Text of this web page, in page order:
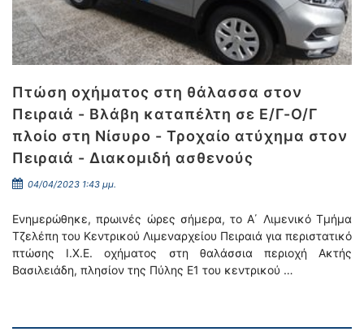
Πτώση οχήματος στη θάλασσα στον
Πειραιά - Βλάβη καταπέλτη σε Ε/Γ-Ο/Γ
πλοίο στη Νίσυρο - Τροχαίο ατύχημα στον
Πειραιά - Διακομιδή ασθενούς
04/04/2023 1:43 μμ.
Ενημερώθηκε, πρωινές ώρες σήμερα, το Α΄ Λιμενικό Τμήμα
Τζελέπη του Κεντρικού Λιμεναρχείου Πειραιά για περιστατικό
πτώσης Ι.Χ.Ε. οχήματος στη θαλάσσια περιοχή Ακτής
Βασιλειάδη, πλησίον της Πύλης Ε1 του κεντρικού …